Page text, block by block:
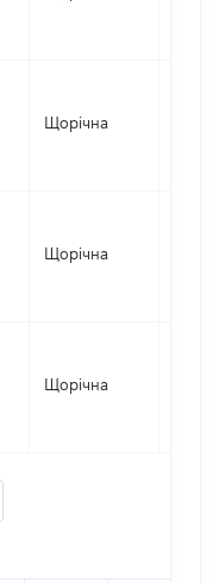
Щорічна
Щорічна
Щорічна